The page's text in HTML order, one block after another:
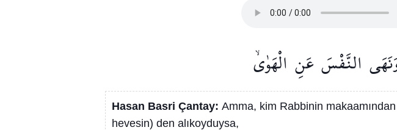
النَّفْسَ عَنِ الْهَوٰىۙ
Hasan Basri Çantay: Amma, kim Rabbinin
hevesin) den alıkoyduysa,